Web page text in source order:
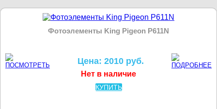
Фотоэлементы King Pigeon P611N
Цена: 2010 руб.
Нет в наличие
КУПИТЬ